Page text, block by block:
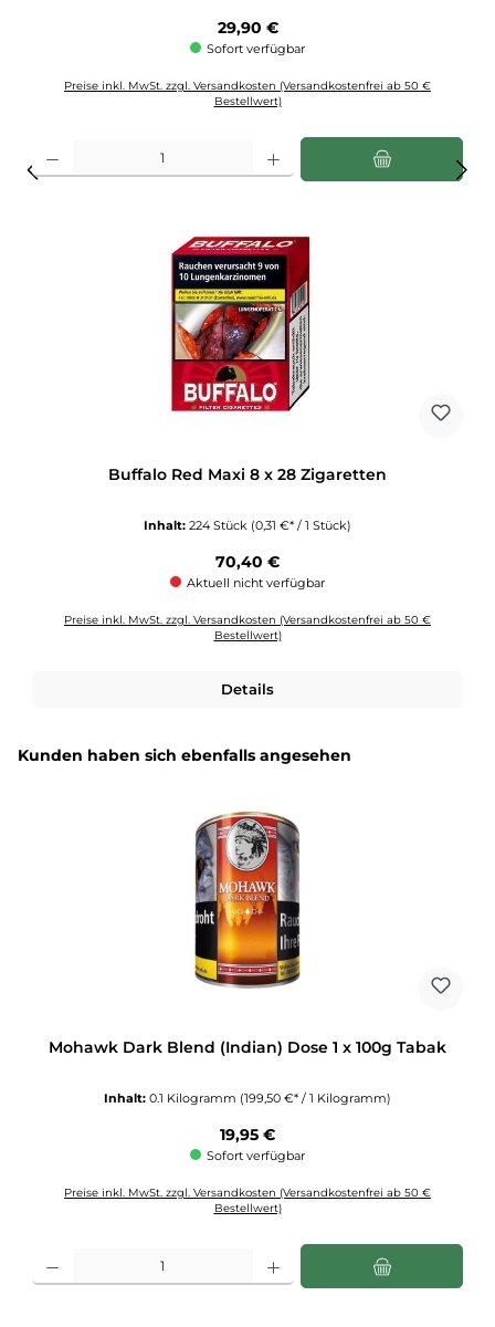
Regulärer Preis:
29,90 €
Sofort verfügbar
Preise inkl. MwSt. zzgl. Versandkosten (Versandkostenfrei ab 50 €
Bestellwert)
Buffalo Red Maxi 8 x 28 Zigaretten
Inhalt: 224 Stück (0,31 €* / 1 Stück)
Regulärer Preis:
70,40 €
Aktuell nicht verfügbar
Preise inkl. MwSt. zzgl. Versandkosten (Versandkostenfrei ab 50 €
Bestellwert)
Details
Produktgalerie überspringen
Kunden haben sich ebenfalls angesehen
Mohawk Dark Blend (Indian) Dose 1 x 100g Tabak
Inhalt: 0.1 Kilogramm (199,50 €* / 1 Kilogramm)
Regulärer Preis:
19,95 €
Sofort verfügbar
Preise inkl. MwSt. zzgl. Versandkosten (Versandkostenfrei ab 50 €
Bestellwert)